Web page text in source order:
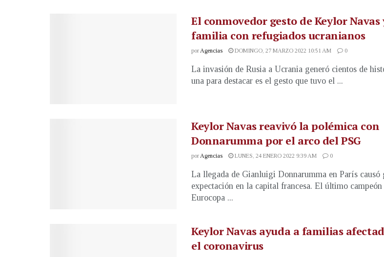
El conmovedor gesto de Keylor Navas
familia con refugiados ucranianos
porAgencias DOMINGO, 27 MARZO 2022 10:51 AM 0
La invasión de Rusia a Ucrania generó cientos de
una para destacar es el gesto que tuvo el ...
Keylor Navas reavivó la polémica con
Donnarumma por el arco del PSG
porAgencias LUNES, 24 ENERO 2022 9:39 AM 0
La llegada de Gianluigi Donnarumma en París causó
expectación en la capital francesa. El último campeón
Eurocopa ...
Keylor Navas ayuda a familias
el coronavirus